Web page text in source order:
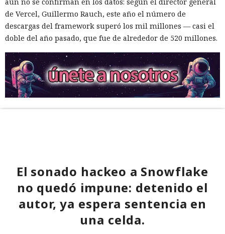
de Vercel, Guillermo Rauch, este año el número de
descargas del framework superó los mil millones — casi el
doble del año pasado, que fue de alrededor de 520 millones.
El sonado hackeo a Snowflake
no quedó impune: detenido el
autor, ya espera sentencia en
una celda.